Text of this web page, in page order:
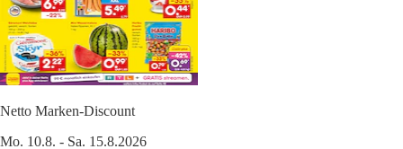
Netto Marken-Discount
Mo. 10.8. - Sa. 15.8.2026